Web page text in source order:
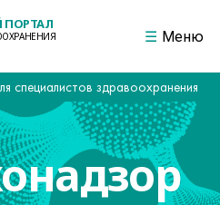
ПОРТАЛ
Меню
специалистов здравоохранения